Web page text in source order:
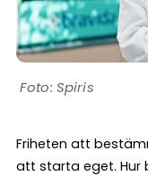
Spiris
Friheten att
att starta eget. Hur